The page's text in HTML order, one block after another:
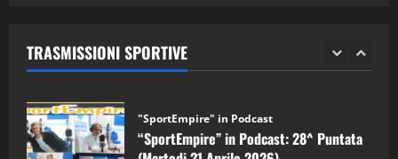
TRASMISSIONI SPORTIVE
2 28/04/2026
“SportEmpire” in Podcast: 28^ Puntata
(Martedi 21 Aprile 2026)